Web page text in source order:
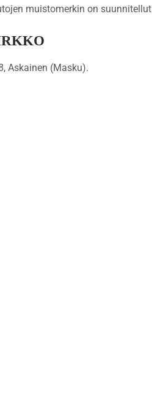
muistomerkin on suunnitellut
Askainen (Masku).